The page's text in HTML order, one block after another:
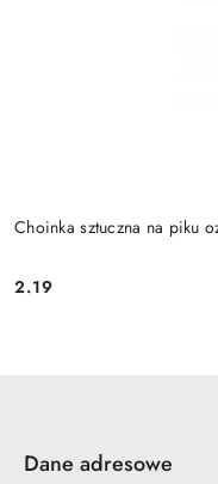
Choinka sztuczna na piku
Cena:
2.19
Dane adresowe